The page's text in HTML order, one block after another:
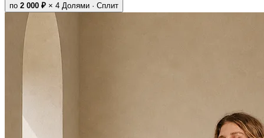
по 2 000 ₽ × 4 Долями · Сплит